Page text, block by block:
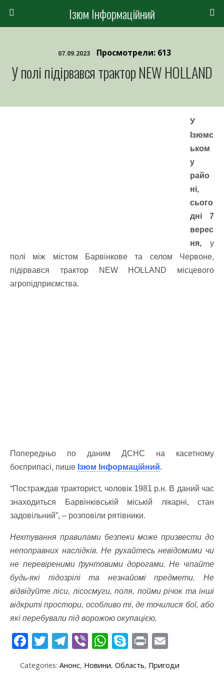
Ізюм Інформаційний
07.09.2023 Просмотрели: 613
У полі підірвався трактор NEW HOLLAND
У
Ізюмс
ьком
у
райо
ні,
сього
дні 7
верес
ня, у
полі між містом Барвінкове та селом Червоне,
підірвався трактор NEW HOLLAND місцевого
агропідприємства.
Попередньо по даним ДСНС на касетному
боєприпасі, пише Ізюм Інформаційний.
“Постраждав тракторист, чоловік 1981 р.н. В даний час
знаходиться Барвінківській міській лікарні, стан
задовільний”, – розповіли рятівники.
Нехтування правилами безпеки може призвести до
непоправних наслідків. Не рухайтесь невідомими чи
не перевіреними ґрунтовими дорогами. Не чіпайте
будь-які підозрілі та незнайомі предмети. Не
відвідуйте ліси, лісосмуги, поля, пойми річок та інші
відкриті простори, особливо ті, де точилися бої, або
які перебували під ворожою окупацією.
F T T Vi W S Pr
Categories: Анонс, Новини, Область, Пригоди